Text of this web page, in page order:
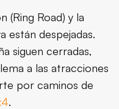
(Ring Road) y la
están despejadas.
siguen cerradas,
a las atracciones
por caminos de
.